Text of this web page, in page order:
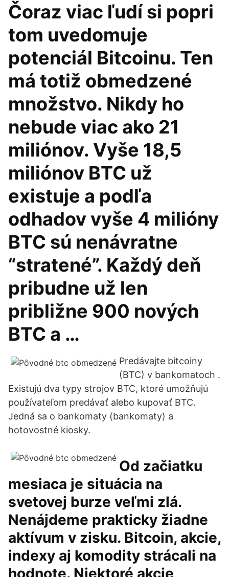
Čoraz viac ľudí si popri
tom uvedomuje
potenciál Bitcoinu. Ten
má totiž obmedzené
množstvo. Nikdy ho
nebude viac ako 21
miliónov. Vyše 18,5
miliónov BTC už
existuje a podľa
odhadov vyše 4 milióny
BTC sú nenávratne
“stratené”. Každý deň
pribudne už len
približne 900 nových
BTC a …
Predávajte bitcoiny
(BTC) v bankomatoch .
Existujú dva typy strojov BTC, ktoré umožňujú
používateľom predávať alebo kupovať BTC.
Jedná sa o bankomaty (bankomaty) a
hotovostné kiosky.
Od začiatku
mesiaca je situácia na
svetovej burze veľmi zlá.
Nenájdeme prakticky žiadne
aktívum v zisku. Bitcoin, akcie,
indexy aj komodity strácali na
hodnote. Niektoré akcie